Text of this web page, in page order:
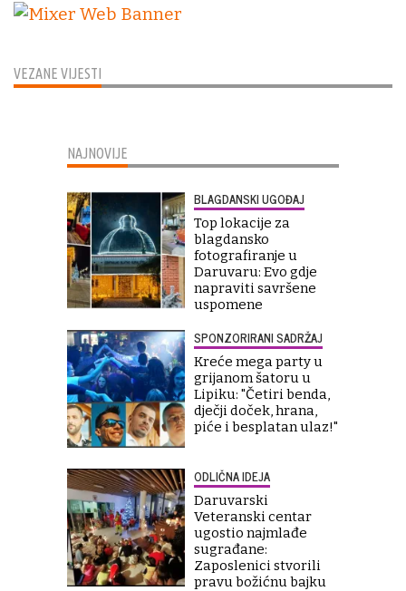
VEZANE VIJESTI
NAJNOVIJE
BLAGDANSKI UGOĐAJ
Top lokacije za
blagdansko
fotografiranje u
Daruvaru: Evo gdje
napraviti savršene
uspomene
SPONZORIRANI SADRŽAJ
Kreće mega party u
grijanom šatoru u
Lipiku: "Četiri benda,
dječji doček, hrana,
piće i besplatan ulaz!"
ODLIČNA IDEJA
Daruvarski
Veteranski centar
ugostio najmlađe
sugrađane:
Zaposlenici stvorili
pravu božićnu bajku